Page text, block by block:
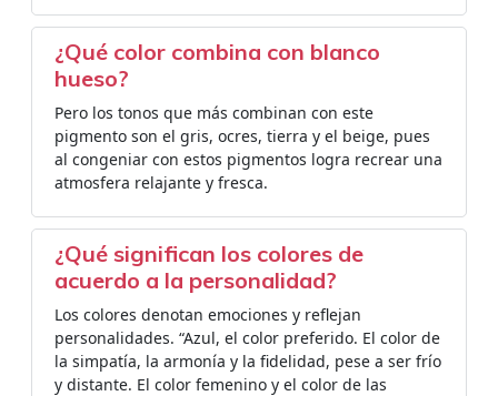
¿Qué color combina con blanco
hueso?
Pero los tonos que más combinan con este
pigmento son el gris, ocres, tierra y el beige, pues
al congeniar con estos pigmentos logra recrear una
atmosfera relajante y fresca.
¿Qué significan los colores de
acuerdo a la personalidad?
Los colores denotan emociones y reflejan
personalidades. “Azul, el color preferido. El color de
la simpatía, la armonía y la fidelidad, pese a ser frío
y distante. El color femenino y el color de las